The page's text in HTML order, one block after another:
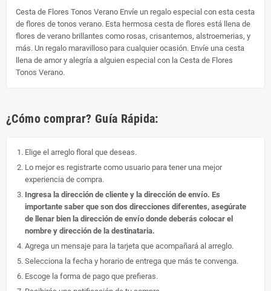
Cesta de Flores Tonos Verano Envíe un regalo especial con esta cesta
de flores de tonos verano. Esta hermosa cesta de flores está llena de
flores de verano brillantes como rosas, crisantemos, alstroemerias, y
más. Un regalo maravilloso para cualquier ocasión. Envíe una cesta
llena de amor y alegría a alguien especial con la Cesta de Flores
Tonos Verano.
¿Cómo comprar? Guía Rápida:
Elige el arreglo floral que deseas.
Lo mejor es registrarte como usuario para tener una mejor
experiencia de compra.
Ingresa la dirección de cliente y la dirección de envío. Es
importante saber que son dos direcciones diferentes, asegúrate
de llenar bien la dirección de envío donde deberás colocar el
nombre y dirección de la destinataria.
Agrega un mensaje para la tarjeta que acompañará al arreglo.
Selecciona la fecha y horario de entrega que más te convenga.
Escoge la forma de pago que prefieras.